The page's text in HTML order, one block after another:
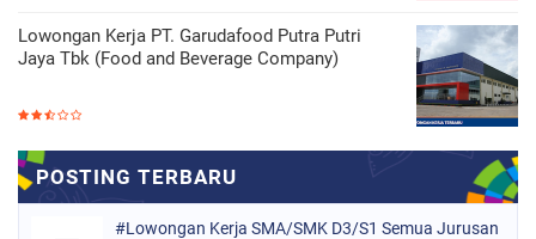
Lowongan Kerja PT. Garudafood Putra Putri
Jaya Tbk (Food and Beverage Company)
#Lowongan Kerja SMA/SMK D3/S1 Semua Jurusan